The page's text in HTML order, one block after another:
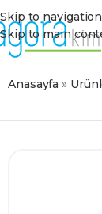
Skip to navigation
Skip to main
Anasayfa »